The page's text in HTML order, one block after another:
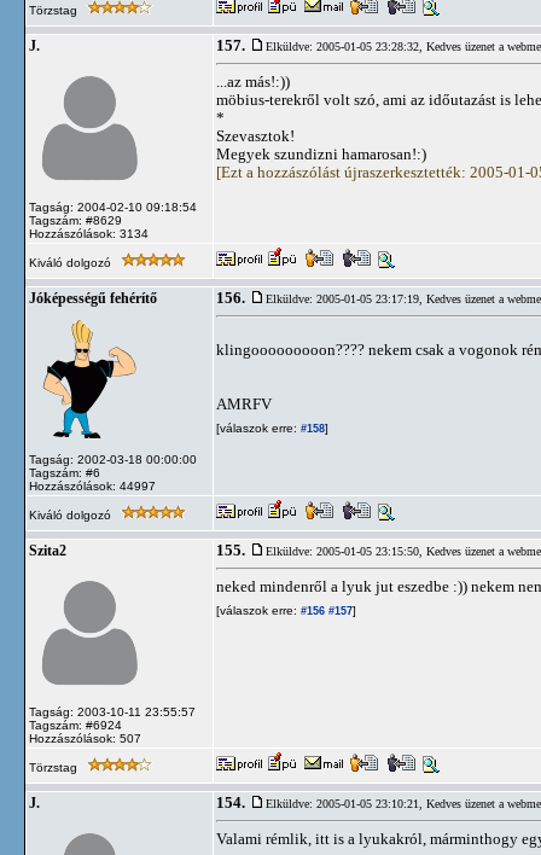
Törzstag
J.
Tagság: 2004-02-10 09:18:54
Tagszám: #8629
Hozzászólások: 3134
157. Elküldve: 2005-01-05 23:28:32, Kedves üzenet a
...az más!:))
möbius-terekről volt szó, ami az időutazást is
*
Szevasztok!
Megyek szundizni hamarosan!:)
[Ezt a hozzászólást újraszerkesztették: 2005-01-
Kiváló dolgozó
Jóképességű fehérítő
Tagság: 2002-03-18 00:00:00
Tagszám: #6
Hozzászólások: 44997
156. Elküldve: 2005-01-05 23:17:19, Kedves üzenet a
klingooooooooon???? nekem csak a vogonok
AMRFV
[válaszok erre: #158]
Kiváló dolgozó
Szita2
Tagság: 2003-10-11 23:55:57
Tagszám: #6924
Hozzászólások: 507
155. Elküldve: 2005-01-05 23:15:50, Kedves üzenet a
neked mindenről a lyuk jut eszedbe :)) nekem
[válaszok erre: #156 #157]
Törzstag
J. 154. Elküldve: 2005-01-05 23:10:21, Kedves üzenet a
Valami rémlik, itt is a lyukakról, márminthogy